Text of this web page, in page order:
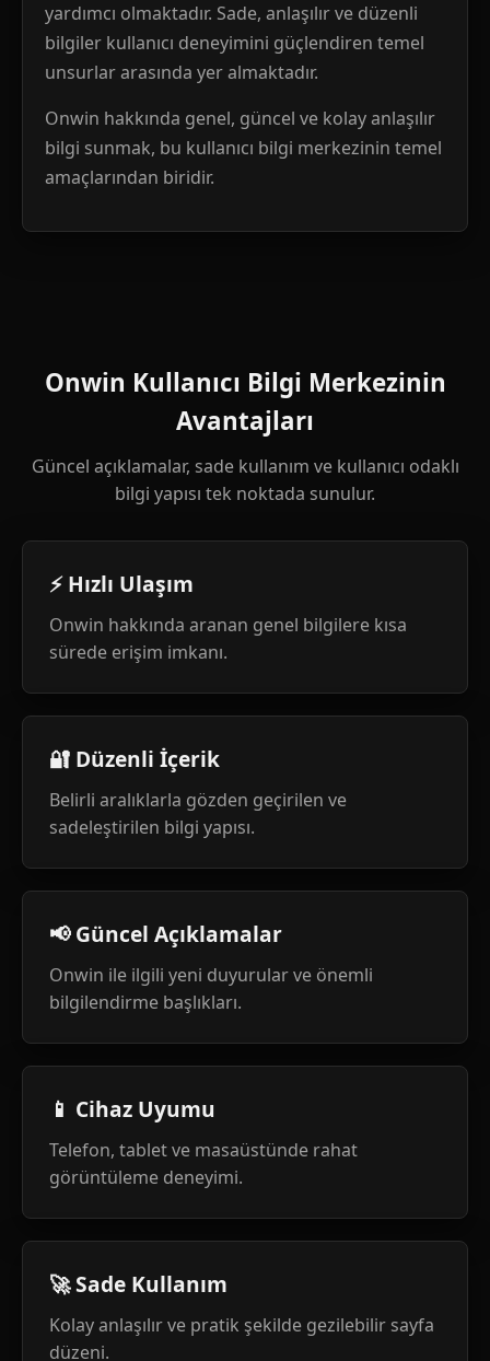
yardımcı olmaktadır. Sade, anlaşılır ve düzenli
bilgiler kullanıcı deneyimini güçlendiren temel
unsurlar arasında yer almaktadır.
Onwin hakkında genel, güncel ve kolay anlaşılır
bilgi sunmak, bu kullanıcı bilgi merkezinin temel
amaçlarından biridir.
Onwin Kullanıcı Bilgi Merkezinin
Avantajları
Güncel açıklamalar, sade kullanım ve kullanıcı odaklı
bilgi yapısı tek noktada sunulur.
⚡ Hızlı Ulaşım
Onwin hakkında aranan genel bilgilere kısa
sürede erişim imkanı.
🔐 Düzenli İçerik
Belirli aralıklarla gözden geçirilen ve
sadeleştirilen bilgi yapısı.
📢 Güncel Açıklamalar
Onwin ile ilgili yeni duyurular ve önemli
bilgilendirme başlıkları.
📱 Cihaz Uyumu
Telefon, tablet ve masaüstünde rahat
görüntüleme deneyimi.
🚀 Sade Kullanım
Kolay anlaşılır ve pratik şekilde gezilebilir sayfa
düzeni.